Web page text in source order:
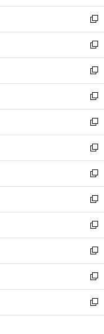
開
く
ウ
で
開
く
ン
ド
ウ
で
開
く
ウ
ィ
ン
ド
ウ
で
開
く
新
し
い
ウ
ィ
ン
ド
ウ
で
開
く
新
し
い
ウ
ィ
ン
ド
ウ
で
開
く
新
し
い
ウ
ィ
ン
ド
ウ
で
開
く
新
し
い
ウ
ィ
ン
ド
ウ
で
開
く
新
し
い
ウ
ィ
ン
ド
ウ
で
開
く
新
し
い
ウ
ィ
ン
ド
ウ
で
開
く
新
し
い
ウ
ィ
ン
ド
ウ
で
開
く
新
し
い
ウ
ィ
ン
ド
ウ
で
開
新
し
い
ウ
ィ
ン
ド
ウ
新
し
い
ウ
ィ
ン
新
し
い
ウ
新
し